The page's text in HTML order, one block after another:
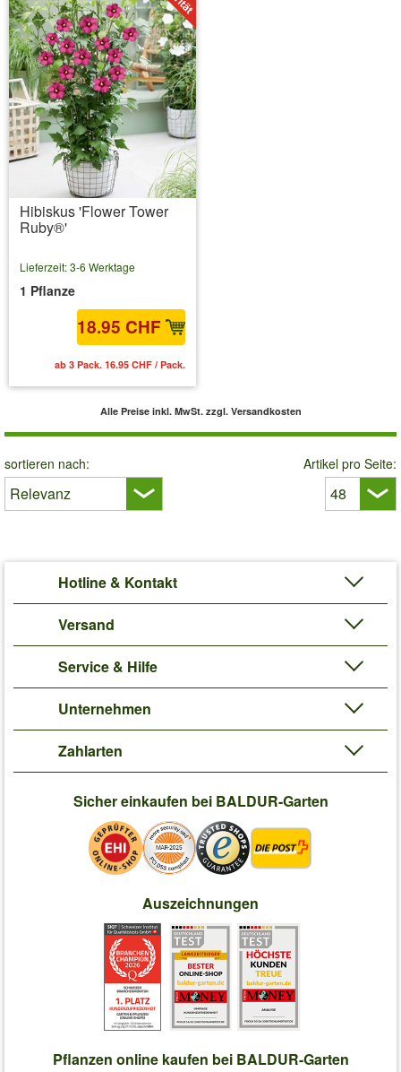
Hibiskus 'Flower Tower
Ruby®'
Lieferzeit: 3-6 Werktage
1 Pflanze
18.95 CHF
ab 3 Pack. 16.95 CHF / Pack.
Alle Preise inkl. MwSt. zzgl. Versandkosten
sortieren nach: Artikel pro Seite:
Hotline & Kontakt
Versand
Service & Hilfe
Unternehmen
Zahlarten
Sicher einkaufen bei BALDUR-Garten
Auszeichnungen
Pflanzen online kaufen bei BALDUR-Garten